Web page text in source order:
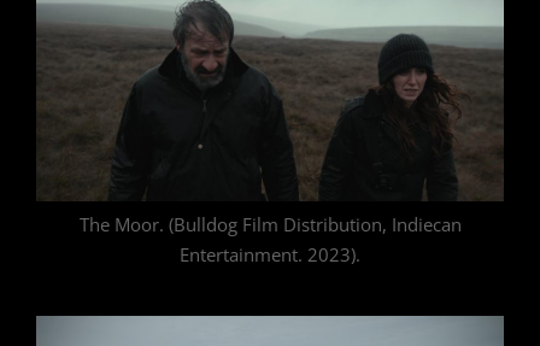
The Moor. (Bulldog Film Distribution, Indiecan
Entertainment. 2023).